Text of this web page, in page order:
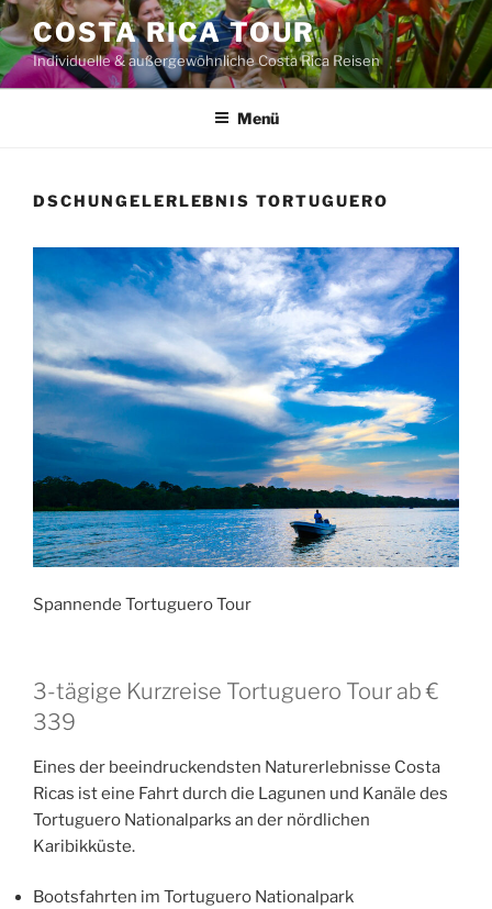
Zum
Inhalt
springen
COSTA RICA TOUR
Individuelle & außergewöhnliche Costa Rica Reisen
Menü
DSCHUNGELERLEBNIS TORTUGUERO
Spannende Tortuguero Tour
3-tägige Kurzreise Tortuguero Tour ab €
339
Eines der beeindruckendsten Naturerlebnisse Costa
Ricas ist eine Fahrt durch die Lagunen und Kanäle des
Tortuguero Nationalparks an der nördlichen
Karibikküste.
Bootsfahrten im Tortuguero Nationalpark